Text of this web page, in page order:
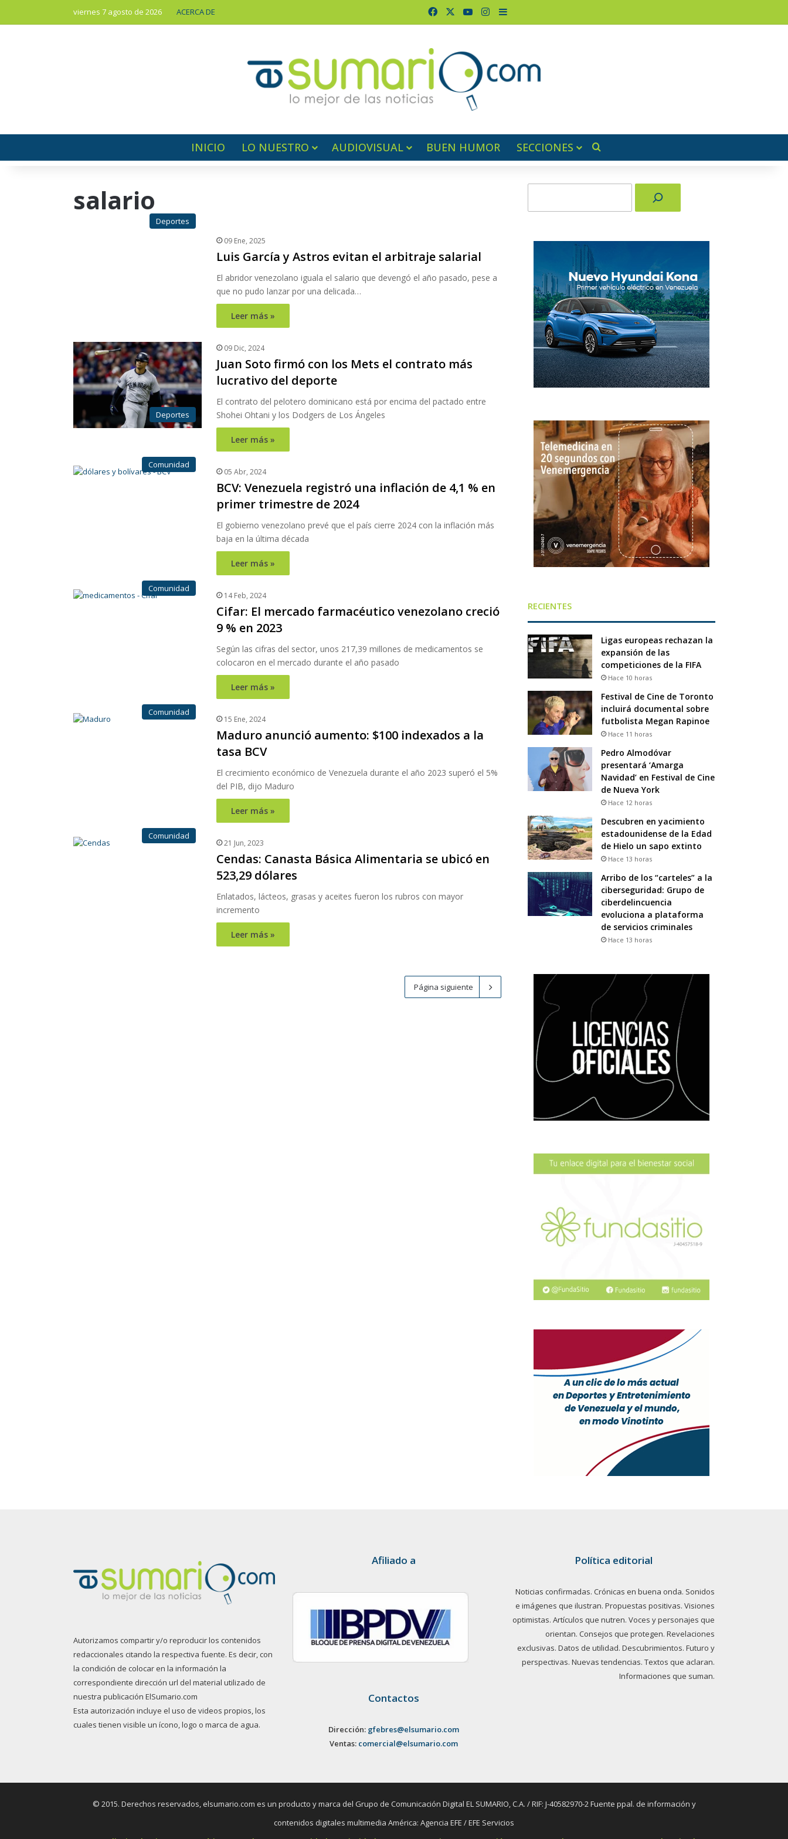
viernes 7 agosto de 2026 ACERCA DE FacebookYouTubeInstagram
Barra lateral
INICIO LO NUESTRO AUDIOVISUAL BUEN HUMOR SECCIONES
salario
Deportes
09 Ene, 2025
Luis García y Astros evitan el arbitraje salarial
El abridor venezolano iguala el salario que devengó el año pasado, pese a
que no pudo lanzar por una delicada…
Leer más »
Deportes
09 Dic, 2024
Juan Soto firmó con los Mets el contrato más
lucrativo del deporte
El contrato del pelotero dominicano está por encima del pactado entre
Shohei Ohtani y los Dodgers de Los Ángeles
Leer más »
Comunidad
05 Abr, 2024
BCV: Venezuela registró una inflación de 4,1 % en
primer trimestre de 2024
El gobierno venezolano prevé que el país cierre 2024 con la inflación más
baja en la última década
Leer más »
Comunidad
14 Feb, 2024
Cifar: El mercado farmacéutico venezolano creció
9 % en 2023
Según las cifras del sector, unos 217,39 millones de medicamentos se
colocaron en el mercado durante el año pasado
Leer más »
Comunidad
15 Ene, 2024
Maduro anunció aumento: $100 indexados a la
tasa BCV
El crecimiento económico de Venezuela durante el año 2023 superó el 5%
del PIB, dijo Maduro
Leer más »
Comunidad
21 Jun, 2023
Cendas: Canasta Básica Alimentaria se ubicó en
523,29 dólares
Enlatados, lácteos, grasas y aceites fueron los rubros con mayor
incremento
Leer más »
Página siguiente
RECIENTES
Ligas europeas rechazan la
expansión de las
competiciones de la FIFA
Hace 10 horas
Festival de Cine de Toronto
incluirá documental sobre
futbolista Megan Rapinoe
Hace 11 horas
Pedro Almodóvar
presentará ‘Amarga
Navidad’ en Festival de Cine
de Nueva York
Hace 12 horas
Descubren en yacimiento
estadounidense de la Edad
de Hielo un sapo extinto
Hace 13 horas
Arribo de los “carteles” a la
ciberseguridad: Grupo de
ciberdelincuencia
evoluciona a plataforma
de servicios criminales
Hace 13 horas
Autorizamos compartir y/o reproducir los contenidos
redaccionales citando la respectiva fuente. Es decir, con
la condición de colocar en la información la
correspondiente dirección url del material utilizado de
nuestra publicación ElSumario.com
Esta autorización incluye el uso de videos propios, los
cuales tienen visible un ícono, logo o marca de agua.
Afiliado a
Contactos
Dirección: gfebres@elsumario.com
Ventas: comercial@elsumario.com
Política editorial
Noticias confirmadas. Crónicas en buena onda. Sonidos
e imágenes que ilustran. Propuestas positivas. Visiones
optimistas. Artículos que nutren. Voces y personajes que
orientan. Consejos que protegen. Revelaciones
exclusivas. Datos de utilidad. Descubrimientos. Futuro y
perspectivas. Nuevas tendencias. Textos que aclaran.
Informaciones que suman.
© 2015. Derechos reservados, elsumario.com es un producto y marca del Grupo de Comunicación Digital EL SUMARIO, C.A. / RIF: J-40582970-2 Fuente ppal. de información y
contenidos digitales multimedia América: Agencia EFE / EFE Servicios